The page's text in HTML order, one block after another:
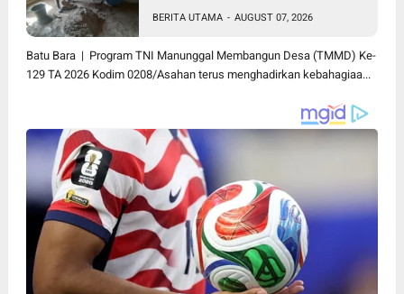
yang Layak Berkat Satgas
TMMD Ke-129 Kodim
0208/Asahan
BERITA UTAMA - AUGUST 07, 2026
Batu Bara | Program TNI Manunggal Membangun Desa (TMMD) Ke-
129 TA 2026 Kodim 0208/Asahan terus menghadirkan kebahagiaa...